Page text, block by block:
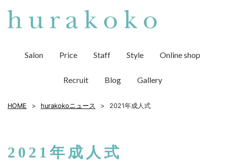
Salon Price Staff Style Online shop
Recruit Blog Gallery
HOME hurakokoニュース 2021年成人式
2021年成人式